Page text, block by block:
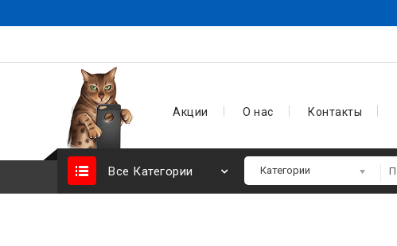
Акции О нас Контакты
Все Категории